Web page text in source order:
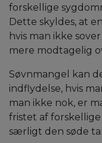
forskellige
Dette skyldes, at
hvis man ikke
mere modtagelig
Søvnmangel kan
indflydelse, hvis
man ikke nok, er
fristet af
særligt den søde